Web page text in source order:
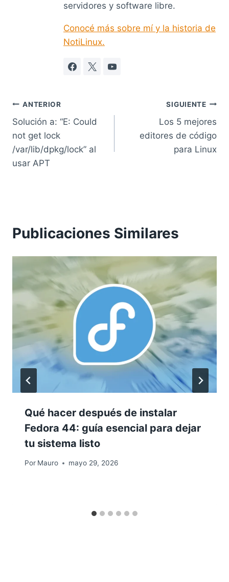
servidores y software libre.
Conocé más sobre mí y la historia de
NotiLinux.
Navegación
de
entradas
ANTERIOR
Solución a: “E: Could
not get lock
/var/lib/dpkg/lock” al
usar APT
SIGUIENTE
Los 5 mejores
editores de código
para Linux
Publicaciones Similares
Qué hacer después de instalar
Fedora 44: guía esencial para dejar
tu sistema listo
Por Mauro mayo 29, 2026